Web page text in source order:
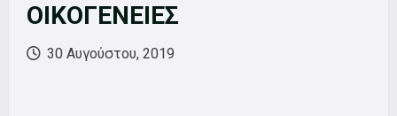
ΟΙΚΟΓΕΝΕΙΕΣ
30 Αυγούστου, 2019